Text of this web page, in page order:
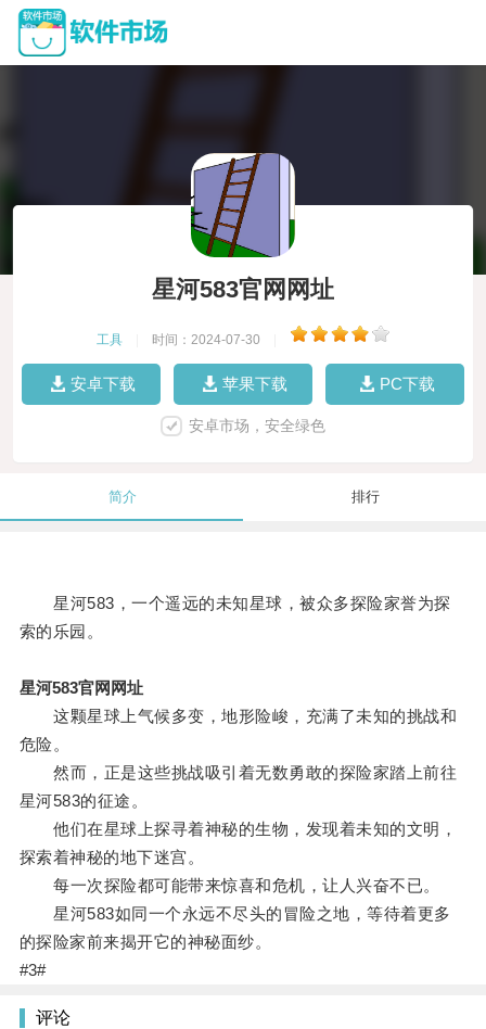
星河583官网网址
工具 时间：2024-07-30
安卓下载 苹果下载 PC下载
安卓市场，安全绿色
简介 排行
星河583，一个遥远的未知星球，被众多探险家誉为探
索的乐园。
星河583官网网址
这颗星球上气候多变，地形险峻，充满了未知的挑战和
危险。
然而，正是这些挑战吸引着无数勇敢的探险家踏上前往
星河583的征途。
他们在星球上探寻着神秘的生物，发现着未知的文明，
探索着神秘的地下迷宫。
每一次探险都可能带来惊喜和危机，让人兴奋不已。
星河583如同一个永远不尽头的冒险之地，等待着更多
的探险家前来揭开它的神秘面纱。
#3#
评论